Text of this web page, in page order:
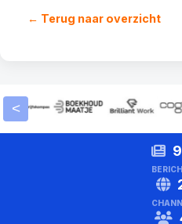
← Terug naar overzicht
<